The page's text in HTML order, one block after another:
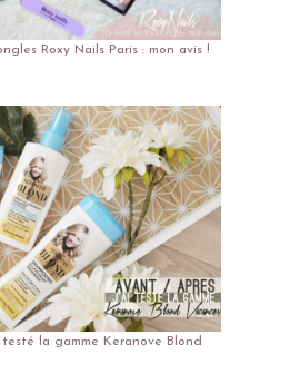
Roxy Nails Paris : mon avis !
la gamme Keranove Blond